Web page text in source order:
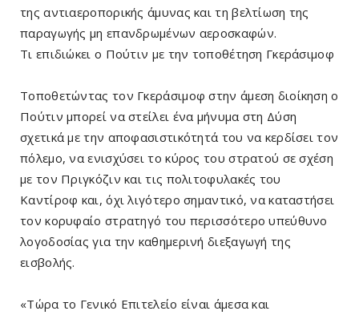
της αντιαεροπορικής άμυνας και τη βελτίωση της
παραγωγής μη επανδρωμένων αεροσκαφών.
Τι επιδιώκει ο Πούτιν με την τοποθέτηση Γκεράσιμοφ
Τοποθετώντας τον Γκεράσιμοφ στην άμεση διοίκηση ο
Πούτιν μπορεί να στείλει ένα μήνυμα στη Δύση
σχετικά με την αποφασιστικότητά του να κερδίσει τον
πόλεμο, να ενισχύσει το κύρος του στρατού σε σχέση
με τον Πριγκόζιν και τις πολιτοφυλακές του
Καντίροφ και, όχι λιγότερο σημαντικό, να καταστήσει
τον κορυφαίο στρατηγό του περισσότερο υπεύθυνο
λογοδοσίας για την καθημερινή διεξαγωγή της
εισβολής.
«Τώρα το Γενικό Επιτελείο είναι άμεσα και